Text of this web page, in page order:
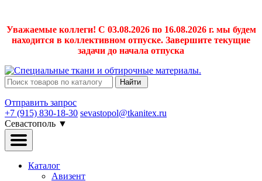
Уважаемые коллеги! С 03.08.2026 по 16.08.2026 г. мы будем
находится в коллективном отпуске. Завершите текущие
задачи до начала отпуска
Найти
Отправить запрос
+7 (915) 830-18-30 sevastopol@tkanitex.ru
Севастополь ▼
Каталог
Авизент